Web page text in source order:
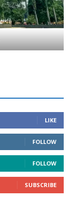
LIKE
FOLLOW
FOLLOW
SUBSCRIBE